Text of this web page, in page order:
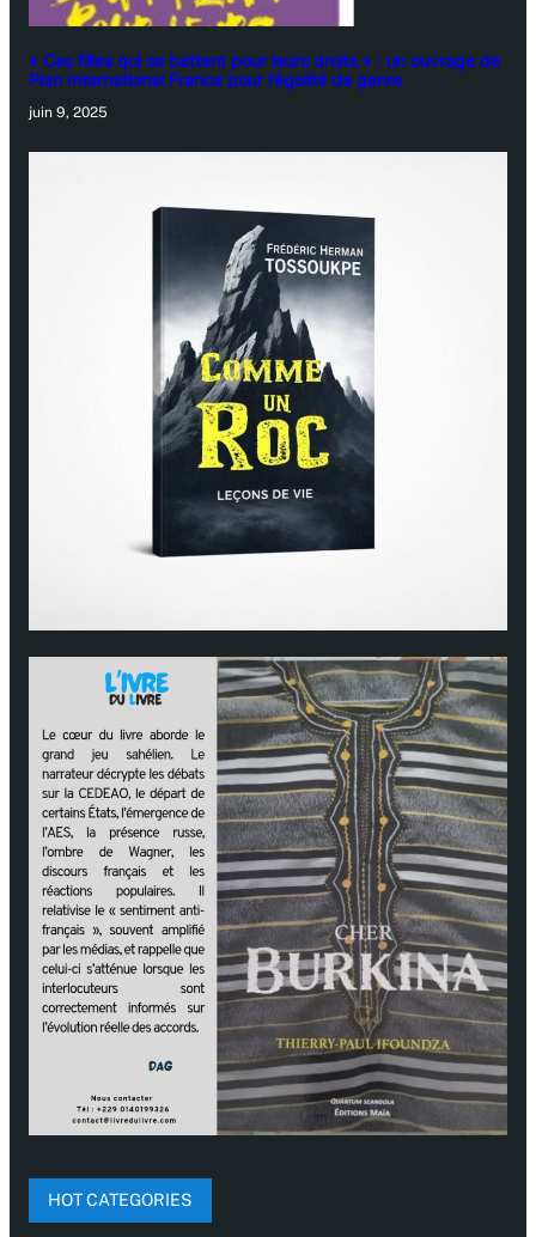
« Ces filles qui se battent pour leurs droits » : un ouvrage de
Plan International France pour l’égalité de genre
juin 9, 2025
HOT CATEGORIES